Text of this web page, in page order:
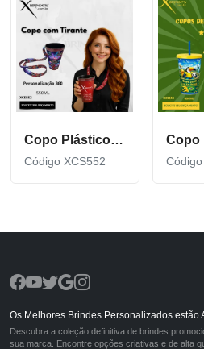
Copo Plástico de 550 ML com Tirante Personalizado XCS552
Código XCS552 Código
Os Melhores Brindes Personalizados estão
Descubra a coleção definitiva de brindes
sua marca. Encontre opções criativas e de alta